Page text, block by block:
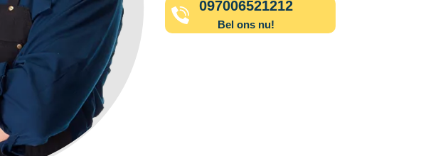
097006521212
Bel ons nu!